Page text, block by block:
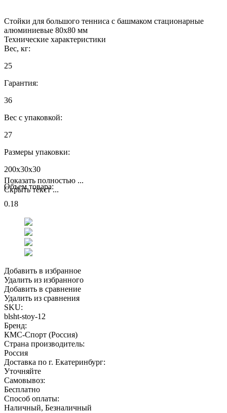
Стойки для большого тенниса с башмаком стационарные
алюминиевые 80х80 мм
Технические характеристики
Вес, кг:
25
Гарантия:
36
Вес с упаковкой:
27
Размеры упаковки:
200x30x30
Объем товара:
0.18
Показать полностью ...
Скрыть текст ...
Добавить в избранное
Удалить из избранного
Добавить в сравнение
Удалить из сравнения
SKU:
blsht-stoy-12
Бренд:
КМС-Спорт (Россия)
Страна производитель:
Россия
Доставка по г. Екатеринбург:
Уточняйте
Самовывоз:
Бесплатно
Способ оплаты:
Наличный, Безналичный